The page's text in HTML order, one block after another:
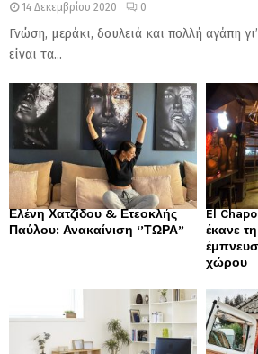
14 Δεκεμβρίου 2020 0
Γνώση, μεράκι, δουλειά και πολλή αγάπη
είναι τα...
Ελένη Χατζίδου & Ετεοκλής
Παύλου: Ανακαίνιση ‘’ΤΩΡΑ”
El
έκανε
χώρου